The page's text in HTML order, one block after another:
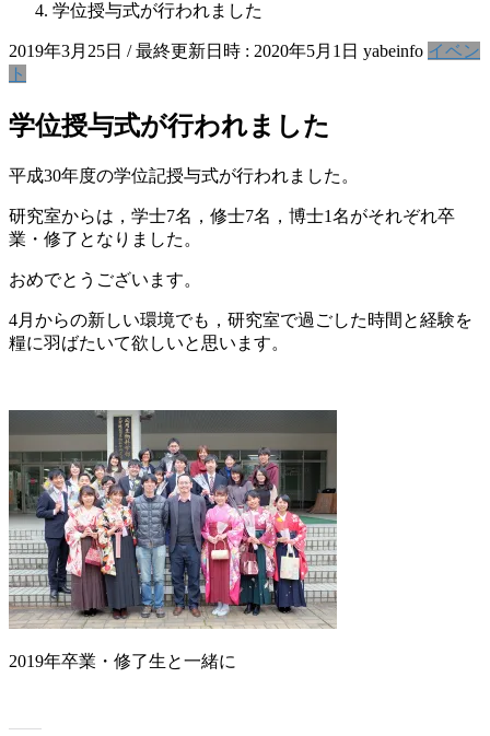
学位授与式が行われました
2019年3月25日 / 最終更新日時 : 2020年5月1日 yabeinfo イベン
ト
学位授与式が行われました
平成30年度の学位記授与式が行われました。
研究室からは，学士7名，修士7名，博士1名がそれぞれ卒
業・修了となりました。
おめでとうございます。
4月からの新しい環境でも，研究室で過ごした時間と経験を
糧に羽ばたいて欲しいと思います。
2019年卒業・修了生と一緒に